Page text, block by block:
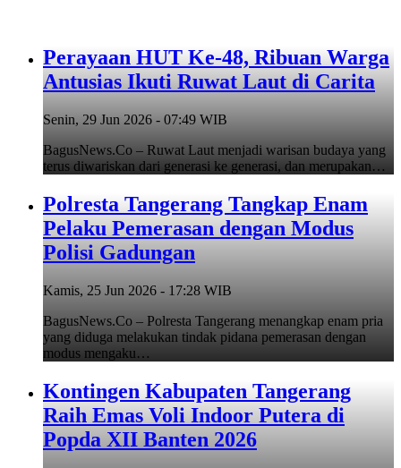
Perayaan HUT Ke-48, Ribuan Warga
Antusias Ikuti Ruwat Laut di Carita
Senin, 29 Jun 2026 - 07:49 WIB
BagusNews.Co – Ruwat Laut menjadi warisan budaya yang
terus diwariskan dari generasi ke generasi, dan merupakan…
Polresta Tangerang Tangkap Enam
Pelaku Pemerasan dengan Modus
Polisi Gadungan
Kamis, 25 Jun 2026 - 17:28 WIB
BagusNews.Co – Polresta Tangerang menangkap enam pria
yang diduga melakukan tindak pidana pemerasan dengan
modus mengaku…
Kontingen Kabupaten Tangerang
Raih Emas Voli Indoor Putera di
Popda XII Banten 2026